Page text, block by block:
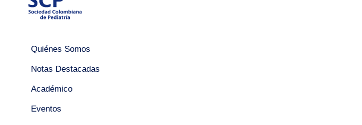
Quiénes Somos
Notas Destacadas
Académico
Eventos